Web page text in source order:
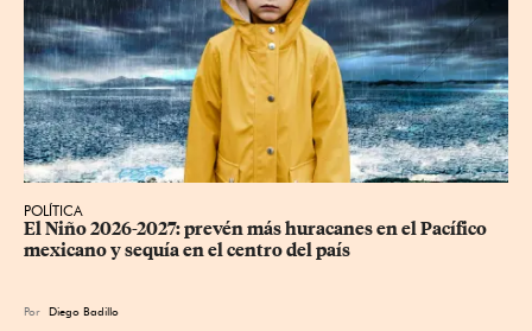
POLÍTICA
El Niño 2026-2027: prevén más huracanes en el Pacífico
mexicano y sequía en el centro del país
Por Diego Badillo